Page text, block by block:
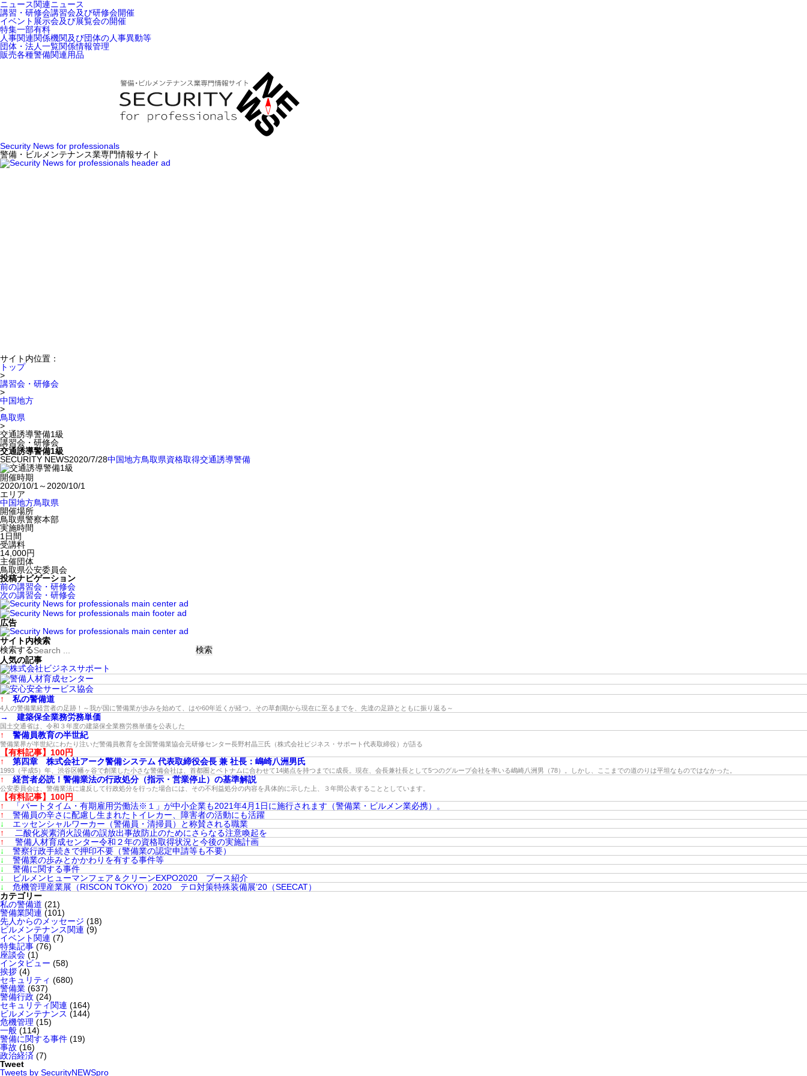
ニュース関連ニュース
講習・研修会講習会及び研修会開催
イベント 展示会及び展覧会の開催
特集一部有料
人事関連関係機関及び団体の人事異動等
団体・法人一覧関係情報管理
販売各種警備関連用品
Security News for professionals
警備・ビルメンテナンス業専門情報サイト
サイト内位置：
トップ
>
講習会・研修会
>
中国地方
>
鳥取県
>
交通誘導警備1級
講習会・研修会
交通誘導警備1級
SECURITY NEWS2020/7/28中国地方鳥取県資格取得交通誘導警備
開催時期
2020/10/1～2020/10/1
エリア
中国地方鳥取県
開催場所
鳥取県警察本部
実施時間
1日間
受講料
14,000円
主催団体
鳥取県公安委員会
投稿ナビゲーション
前の講習会・研修会
次の講習会・研修会
広告
サイト内検索
検索する
人気の記事
↑ 私の警備道
4人の警備業経営者の足跡！～我が国に警備業が歩みを始めて、はや60年近くが経つ。その草創期から現在に至るまでを、先達の足跡とともに振り返る～
→ 建築保全業務労務単価
国土交通省は、令和３年度の建築保全業務労務単価を公表した
↑ 警備員教育の半世紀
警備業界が半世紀にわたり注いだ警備員教育を全国警備業協会元研修センター長野村晶三氏（株式会社ビジネス・サポート代表取締役）が語る
【有料記事】100円
↑
第四章 株式会社アーク警備システム 代表取締役会長 兼 社長：嶋崎八洲男氏
1993（平成5）年、渋谷区幡ヶ谷で創業した小さな警備会社は、首都圏とベトナムに合わせて14拠点を持つまでに成長。現在、会長兼社長として5つのグループ会社を率いる嶋崎八洲男（78）。しかし、ここまでの道のりは平坦なものではなかった。
↑ 経営者必読！警備業法の行政処分（指示・営業停止）の基準解説
公安委員会は、警備業法に違反して行政処分を行った場合には、その不利益処分の内容を具体的に示した上、３年間公表することとしています。
【有料記事】100円
↑
「パートタイム・有期雇用労働法※１」が中小企業も2021年4月1日に施行されます（警備業・ビルメン業必携）。
↑
警備員の辛さに配慮し生まれたトイレカー、障害者の活動にも活躍
↓
エッセンシャルワーカー（警備員・清掃員）と称賛される職業
↑
二酸化炭素消火設備の誤放出事故防止のためにさらなる注意喚起を
↑
警備人材育成センター令和２年の資格取得状況と今後の実施計画
↓
警察行政手続きで押印不要（警備業の認定申請等も不要）
↓
警備業の歩みとかかわりを有する事件等
↓
警備に関する事件
↓
ビルメンヒューマンフェア＆クリーンEXPO2020 ブース紹介
↓
危機管理産業展（RISCON TOKYO）2020 テロ対策特殊装備展’20（SEECAT）
カテゴリー
私の警備道 (21)
警備業関連 (101)
先人からのメッセージ (18)
ビルメンテナンス関連 (9)
イベント関連 (7)
特集記事 (76)
座談会 (1)
インタビュー (58)
挨拶 (4)
セキュリティ (680)
警備業 (637)
警備行政 (24)
セキュリティ関連 (164)
ビルメンテナンス (144)
危機管理 (15)
一般 (114)
警備に関する事件 (19)
事故 (16)
政治経済 (7)
Tweet
Tweets by SecurityNEWSpro